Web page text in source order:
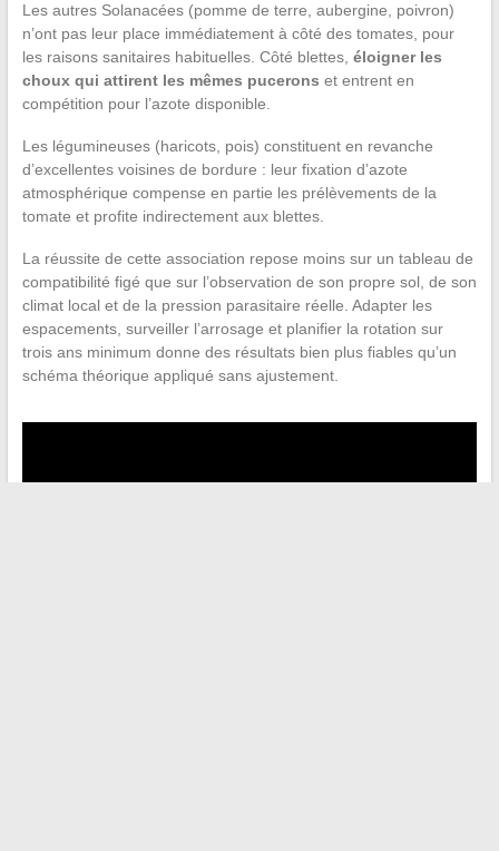
Les autres Solanacées (pomme de terre, aubergine, poivron)
n’ont pas leur place immédiatement à côté des tomates, pour
les raisons sanitaires habituelles. Côté blettes, éloigner les
choux qui attirent les mêmes pucerons et entrent en
compétition pour l’azote disponible.
Les légumineuses (haricots, pois) constituent en revanche
d’excellentes voisines de bordure : leur fixation d’azote
atmosphérique compense en partie les prélèvements de la
tomate et profite indirectement aux blettes.
La réussite de cette association repose moins sur un tableau de
compatibilité figé que sur l’observation de son propre sol, de son
climat local et de la pression parasitaire réelle. Adapter les
espacements, surveiller l’arrosage et planifier la rotation sur
trois ans minimum donne des résultats bien plus fiables qu’un
schéma théorique appliqué sans ajustement.